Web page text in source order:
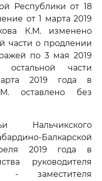
Республики от 18
от 1 марта 2019
К.М. изменено
части о продлении
по 3 мая 2019
части
2019 года в
оставлено без
Нальчикского
Балкарской
2019 года в
руководителя
- заместителя